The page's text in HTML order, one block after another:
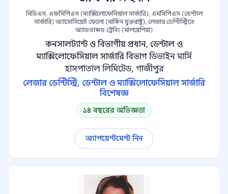
বিডিএস, এফসিপিএস (ম্যাক্সিলোফেসিয়াল সার্জারি), এমসিপিএস (ডেন্টাল
সার্জারি) অ্যাসোসিয়েট ফেলো (মার্কিন যুক্তরাষ্ট্র), লেজার ডেন্টিস্ট্রিতে
অ্যাডভান্সড ট্রেনিং (মালয়েশিয়া)
কনসালট্যান্ট ও বিভাগীয় প্রধান, ডেন্টাল ও
ম্যাক্সিলোফেসিয়াল সার্জারি বিভাগ ডিভাইন মার্সি
হাসপাতাল লিমিটেড, গাজীপুর
লেজার ডেন্টিস্ট্রি, ডেন্টাল ও ম্যাক্সিলোফেসিয়াল সার্জারি
বিশেষজ্ঞ
১৪ বছরের অভিজ্ঞতা
অ্যাপয়েন্টমেন্ট নিন